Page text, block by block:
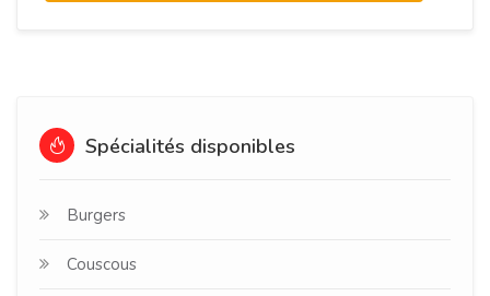
Spécialités disponibles
Burgers
Couscous